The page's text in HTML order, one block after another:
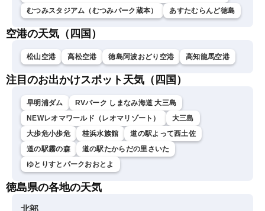
むつみスタジアム（むつみパーク蔵本）
あすたむらんど徳島
空港の天気（四国）
松山空港 高松空港 徳島阿波おどり空港 高知龍馬空港
注目のお出かけスポット天気（四国）
早明浦ダム
RVパーク しまなみ海道 大三島
NEWレオマワールド（レオマリゾート）
大三島
大歩危小歩危
桂浜水族館
道の駅よって西土佐
道の駅霧の森
道の駅たからだの里さいた
ゆとりすとパークおおとよ
徳島県の各地の天気
北部